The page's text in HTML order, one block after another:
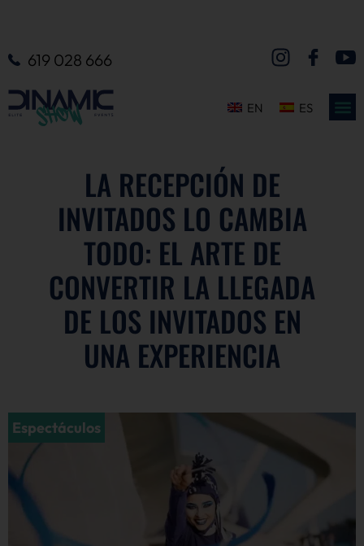
619 028 666
EN ES
LA RECEPCIÓN DE
INVITADOS LO CAMBIA
TODO: EL ARTE DE
CONVERTIR LA LLEGADA
DE LOS INVITADOS EN
UNA EXPERIENCIA
Espectáculos